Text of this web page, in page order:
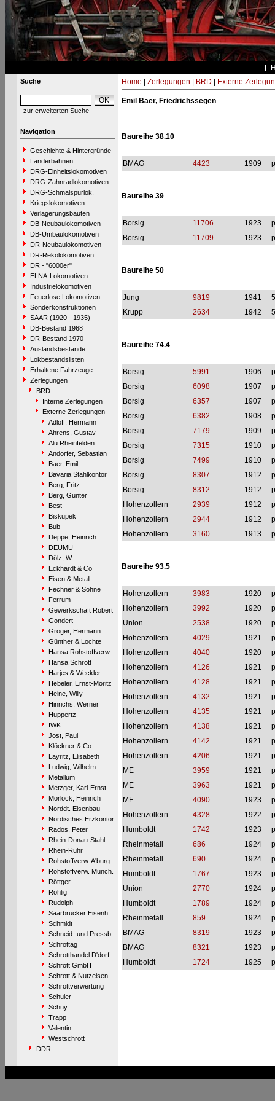
Suche
zur erweiterten Suche
Navigation
Geschichte & Hintergründe
Länderbahnen
DRG-Einheitslokomotiven
DRG-Zahnradlokomotiven
DRG-Schmalspurlok.
Kriegslokomotiven
Verlagerungsbauten
DB-Neubaulokomotiven
DB-Umbaulokomotiven
DR-Neubaulokomotiven
DR-Rekolokomotiven
DR - "6000er"
ELNA-Lokomotiven
Industrielokomotiven
Feuerlose Lokomotiven
Sonderkonstruktionen
SAAR (1920 - 1935)
DB-Bestand 1968
DR-Bestand 1970
Auslandsbestände
Lokbestandslisten
Erhaltene Fahrzeuge
Zerlegungen
BRD
Interne Zerlegungen
Externe Zerlegungen
Adloff, Hermann
Ahrens, Gustav
Alu Rheinfelden
Andorfer, Sebastian
Baer, Emil
Bavaria Stahlkontor
Berg, Fritz
Berg, Günter
Best
Biskupek
Bub
Deppe, Heinrich
DEUMU
Dölz, W.
Eckhardt & Co
Eisen & Metall
Fechner & Söhne
Ferrum
Gewerkschaft Robert
Gondert
Gröger, Hermann
Günther & Lochte
Hansa Rohstoffverw.
Hansa Schrott
Harjes & Weckler
Hebeler, Ernst-Moritz
Heine, Willy
Hinrichs, Werner
Huppertz
IWK
Jost, Paul
Klöckner & Co.
Layritz, Elisabeth
Ludwig, Wilhelm
Metallum
Metzger, Karl-Ernst
Morlock, Heinrich
Norddt. Eisenbau
Nordisches Erzkontor
Rados, Peter
Rhein-Donau-Stahl
Rhein-Ruhr
Rohstoffverw. A'burg
Rohstoffverw. Münch.
Röttger
Röhlig
Rudolph
Saarbrücker Eisenh.
Schmidt
Schneid- und Pressb.
Schrottag
Schrotthandel D'dorf
Schrott GmbH
Schrott & Nutzeisen
Schrottverwertung
Schuler
Schuy
Trapp
Valentin
Westschrott
DDR
Home Zerlegungen BRD Externe
Emil Baer, Friedrichssegen
Baureihe 38.10
BMAG 4423 1909
Baureihe 39
Borsig 11706 1923
Borsig
11709 1923
Baureihe 50
Jung 9819 1941
Krupp
2634 1942
Baureihe 74.4
Borsig 5991 1906
Borsig
6098 1907
Borsig
6357 1907
Borsig
6382 1908
Borsig
7179 1909
Borsig
7315 1910
Borsig
7499 1910
Borsig
8307 1912
Borsig
8312 1912
Hohenzollern
2939 1912
Hohenzollern
2944 1912
Hohenzollern
3160 1913
Baureihe 93.5
Hohenzollern 3983 1920
Hohenzollern
3992 1920
Union
2538 1920
Hohenzollern
4029 1921
Hohenzollern
4040 1920
Hohenzollern
4126 1921
Hohenzollern
4128 1921
Hohenzollern
4132 1921
Hohenzollern
4135 1921
Hohenzollern
4138 1921
Hohenzollern
4142 1921
Hohenzollern
4206 1921
ME
3959 1921
ME
3963 1921
ME
4090 1923
Hohenzollern
4328 1922
Humboldt
1742 1923
Rheinmetall
686 1924
Rheinmetall
690 1924
Humboldt
1767 1923
Union
2770 1924
Humboldt
1789 1924
Rheinmetall
859 1924
BMAG
8319 1923
BMAG
8321 1923
Humboldt
1724 1925